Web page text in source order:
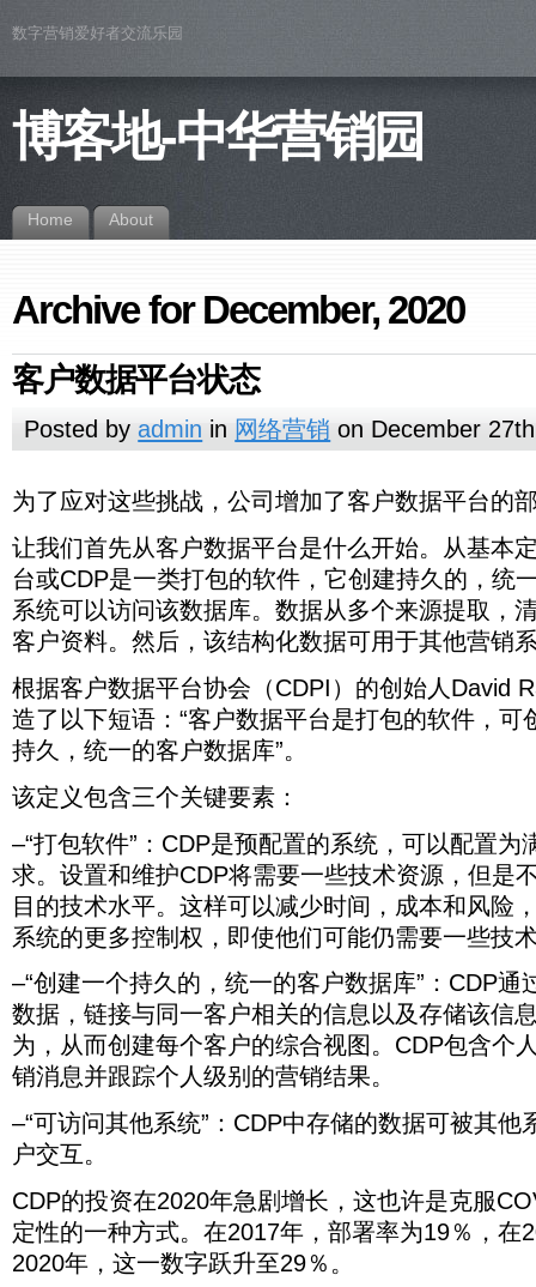
数字营销爱好者交流乐园
博客地-中华营销园
Home About
Archive for December, 2020
客户数据平台状态
Posted byadmin in 网络营销 on December
了
应
对
这
些
挑
战，
公
司
增
加
了
客
户
数
据
台
的
部
署。
我
们
首
先
从
客
户
数
平
台
是
什
么
开
始。
基
本
定
义
开
始，
客
户
据
平
台
或
CDP
是
一
打
包
的
软
件，
它
建
持
久
的，
统
一
客
户
数
据
库，
其
他
系
据
户
数
据
平
台
协
（CDPI）
的
创
始
人
David
Raab
说
法，
他
首
先
创
了
以
下
短
语：
户
据
平
台
是
打
包
软
件，
可
创
建
其
他
统
可
访
问
的
持
久，
统
一
的
客
户
数
据
库”。
定
包
含
三
个
关
键
素：
包
件”：
CDP
是
预
配
置
系
统，
可
以
配
置
为
足
每
个
客
户
端
需
求。
设
置
和
维
护
CDP
将
需
要
一
些
技
术
建
个
持
久
的，
统
一
客
户
数
据
CDP
通
捕
获
来
自
多
个
系
统
的
数
据，
链
接
与
一
户
相
关
的
信
–“可
访
其
他
系
统”：
CDP
中
储
的
数
据
可
被
其
系
统
用
于
分
析
和
管
理
客
户
交
互。
资
料
源：
https
:
//www.cdpinstitute.org/cdp-
basics
CDP
的
资
在
2020
年
急
剧
长，
这
也
许
是
克
服
COVID-
19
所
带
来
的
不
定
性
的
一
种
方
式。
在
2017
年，
部
署
率
为
19％，
为了应对这些挑战，公司增加了客户数据平台的
让我们首先从客户数据平台是什么开始。从基本
台或CDP是一类打包的软件，它创建持久的，统
系统可以访问该数据库。数据从多个来源提取，
客户资料。然后，该结构化数据可用于其他营销
根据客户数据平台协会（CDPI）的创始人David
造了以下短语：“客户数据平台是打包的软件，可
持久，统一的客户数据库”。
该定义包含三个关键要素：
–“打包软件”：CDP是预配置的系统，可以配置为
求。设置和维护CDP将需要一些技术资源，但是
目的技术水平。这样可以减少时间，成本和风险
系统的更多控制权，即使他们可能仍需要一些技
–“创建一个持久的，统一的客户数据库”：CDP通
数据，链接与同一客户相关的信息以及存储该信
为，从而创建每个客户的综合视图。CDP包含个
销消息并跟踪个人级别的营销结果。
–“可访问其他系统”：CDP中存储的数据可被其他
户交互。
CDP的投资在2020年急剧增长，这也许是克服
定性的一种方式。在2017年，部署率为19％，在
2020年，这一数字跃升至29％。